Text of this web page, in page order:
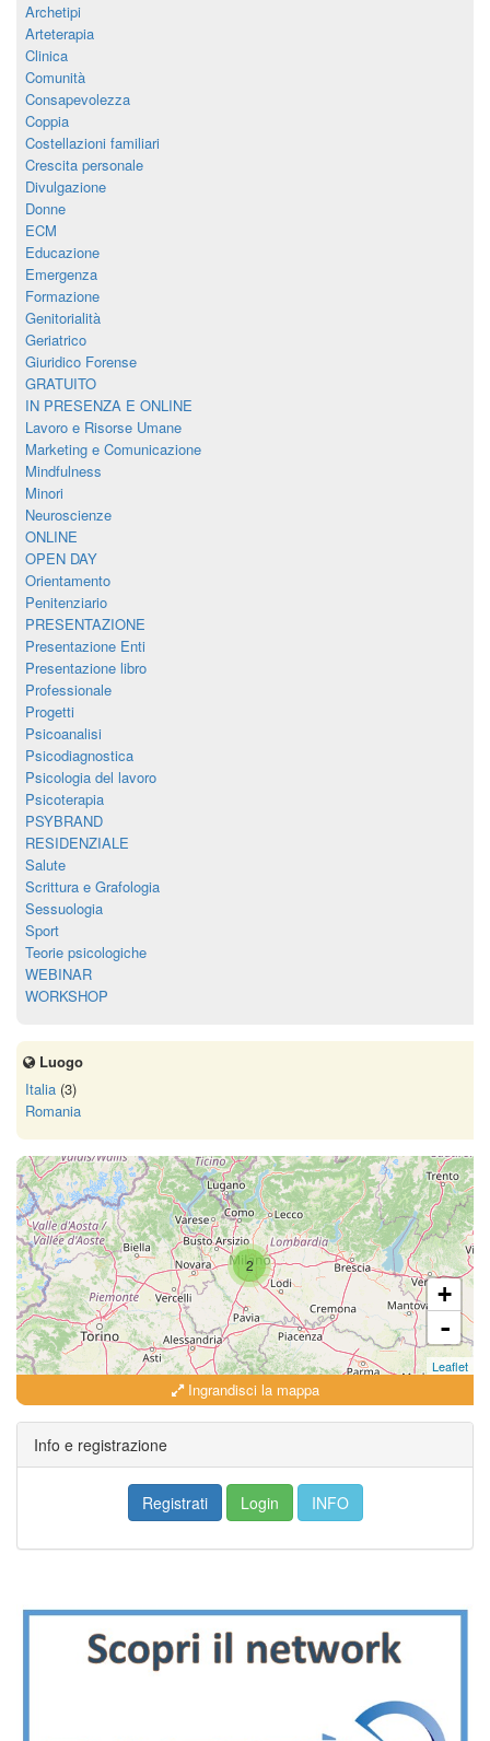
Archetipi
Arteterapia
Clinica
Comunità
Consapevolezza
Coppia
Costellazioni familiari
Crescita personale
Divulgazione
Donne
ECM
Educazione
Emergenza
Formazione
Genitorialità
Geriatrico
Giuridico Forense
GRATUITO
IN PRESENZA E ONLINE
Lavoro e Risorse Umane
Marketing e Comunicazione
Mindfulness
Minori
Neuroscienze
ONLINE
OPEN DAY
Orientamento
Penitenziario
PRESENTAZIONE
Presentazione Enti
Presentazione libro
Professionale
Progetti
Psicoanalisi
Psicodiagnostica
Psicologia del lavoro
Psicoterapia
PSYBRAND
RESIDENZIALE
Salute
Scrittura e Grafologia
Sessuologia
Sport
Teorie psicologiche
WEBINAR
WORKSHOP
Luogo
Italia (3)
Romania
2
+
-
Leaflet
Ingrandisci la mappa
Info e registrazione
Registrati Login INFO